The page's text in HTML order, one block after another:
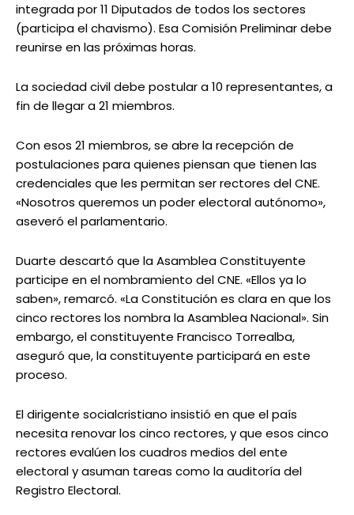
integrada por 11 Diputados de todos los sectores
(participa el chavismo). Esa Comisión Preliminar debe
reunirse en las próximas horas.
La sociedad civil debe postular a 10 representantes, a
fin de llegar a 21 miembros.
Con esos 21 miembros, se abre la recepción de
postulaciones para quienes piensan que tienen las
credenciales que les permitan ser rectores del CNE.
«Nosotros queremos un poder electoral autónomo»,
aseveró el parlamentario.
Duarte descartó que la Asamblea Constituyente
participe en el nombramiento del CNE. «Ellos ya lo
saben», remarcó. «La Constitución es clara en que los
cinco rectores los nombra la Asamblea Nacional». Sin
embargo, el constituyente Francisco Torrealba,
aseguró que, la constituyente participará en este
proceso.
El dirigente socialcristiano insistió en que el país
necesita renovar los cinco rectores, y que esos cinco
rectores evalúen los cuadros medios del ente
electoral y asuman tareas como la auditoría del
Registro Electoral.